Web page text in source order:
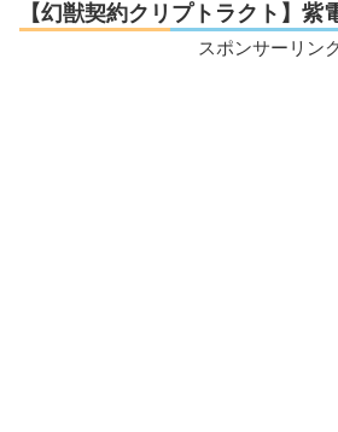
【幻獣契約クリプトラクト】紫
スポンサーリン